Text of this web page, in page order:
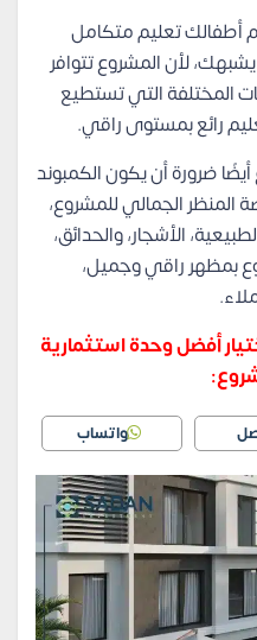
أطفالك تعليم متكامل
لأن المشروع تتوافر
المختلفة التي تستطيع
رائع بمستوى راقي.
ضرورة أن يكون الكمبوند
الجمالي للمشروع،
الأشجار، والحدائق،
بمظهر راقي وجميل،
أفضل وحدة استثمارية
واتساب